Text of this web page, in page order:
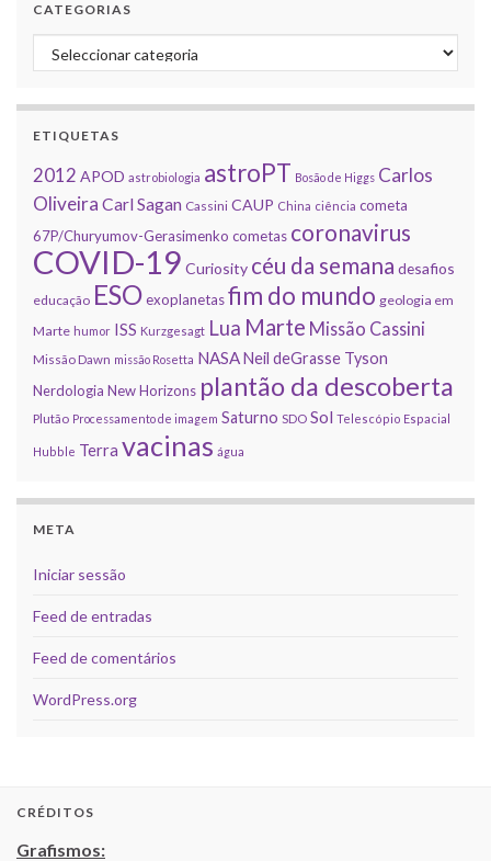
CATEGORIAS
Categorias
ETIQUETAS
2012 APOD astrobiologia astroPT Bosão de Higgs Carlos
Oliveira Carl Sagan Cassini CAUP China ciência cometa
67P/Churyumov-Gerasimenko cometas coronavirus
COVID-19 Curiosity céu da semana desafios
educação ESOexoplanetasfim do mundo geologia em
Marte humor ISS Kurzgesagt Lua Marte Missão Cassini
Missão Dawn missão Rosetta NASANeil deGrasse Tyson
Nerdologia New Horizons plantão da descoberta
Plutão Processamento de imagem Saturno SDO Sol Telescópio Espacial
Hubble Terra vacinas água
META
Iniciar sessão
Feed de entradas
Feed de comentários
WordPress.org
CRÉDITOS
Grafismos: